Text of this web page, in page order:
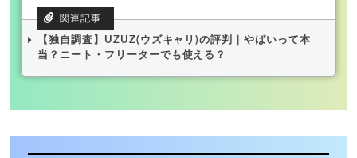
【独自調査】UZUZ(ウズキャリ)の評判｜やばいって本
当？ニート・フリーターでも使える？